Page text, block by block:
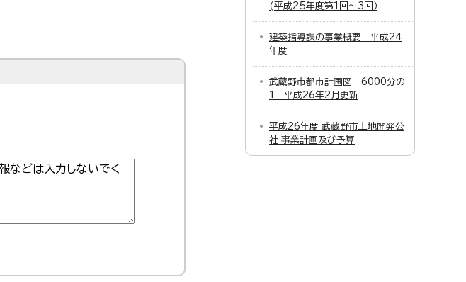
(平成25年度第1回～3回）
建築指導課の事業概要 平成24
年度
武蔵野市都市計画図 6000分の
1 平成26年2月更新
平成26年度 武蔵野市土地開発公
社 事業計画及び予算